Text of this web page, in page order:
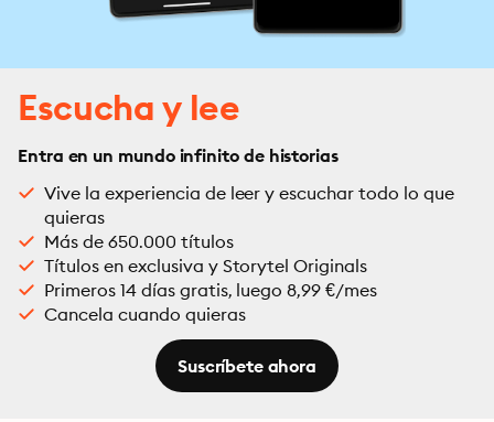
Escucha y lee
Entra en un mundo infinito de historias
Vive la experiencia de leer y escuchar todo lo que
quieras
Más de 650.000 títulos
Títulos en exclusiva y Storytel Originals
Primeros 14 días gratis, luego 8,99 €/mes
Cancela cuando quieras
Suscríbete ahora